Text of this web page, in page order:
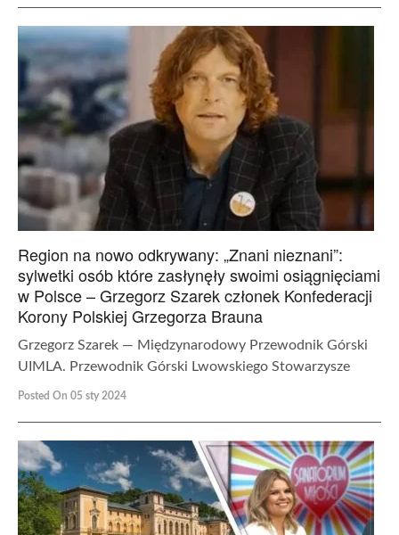
Region na nowo odkrywany: „Znani nieznani”:
sylwetki osób które zasłynęły swoimi osiągnięciami
w Polsce – Grzegorz Szarek członek Konfederacji
Korony Polskiej Grzegorza Brauna
Grzegorz Szarek — Międzynarodowy Przewodnik Górski
UIMLA. Przewodnik Górski Lwowskiego Stowarzysze
Posted On 05 sty 2024